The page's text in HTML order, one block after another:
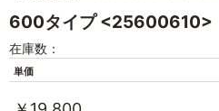
600タイプ <25600610>
在庫数：
単価